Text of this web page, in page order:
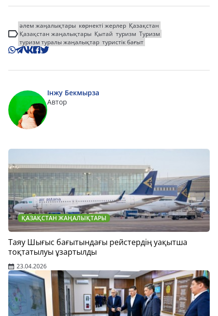
әлем жаңалықтары көрнекті жерлер Қазақстан
Қазақстан жаңалықтары Қытай туризм Туризм
туризм туралы жаңалықтар туристік бағыт
Інжу Бекмырза
Автор
ҚАЗАҚСТАН ЖАҢАЛЫҚТАРЫ
Таяу Шығыс бағытындағы рейстердің уақытша
тоқтатылуы ұзартылды
23.04.2026